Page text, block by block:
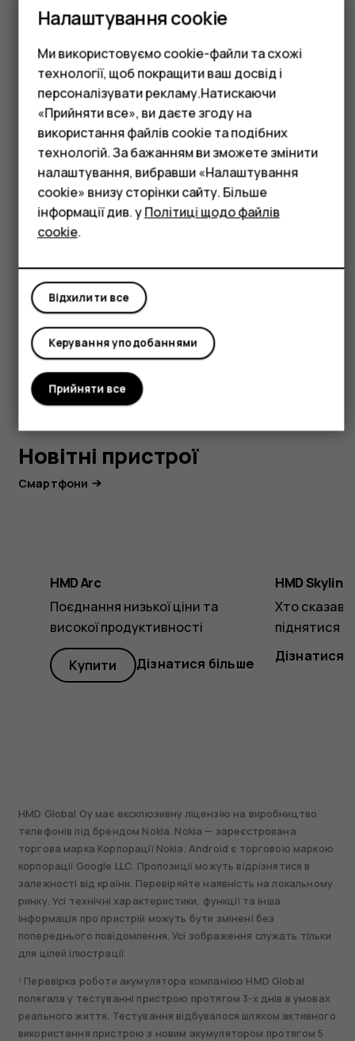
Смартфони
Фічерфони
Аксесуари
Планшети
Got questions?
Відвідайте наш центр
підтримки длявідповіді та
підтримка.
Звернутися до служби підтримки
Новітні пристрої
Смартфони
HMD Arc
Поєднання низької ціни та
високої продуктивності
Купити Дізнатися більше
HMD Skyline
Хто
піднятися
Дізнатися
HMD Global Oy має ексклюзивну ліцензію на виробництво
телефонів під брендом Nokia. Nokia — зареєстрована
торгова марка Корпорації Nokia. Android є торговою маркою
корпорації Google LLC. Пропозиції можуть відрізнятися в
залежності від країни. Перевіряйте наявність на локальному
ринку. Усі технічні характеристики, функції та інша
інформація про пристрій можуть бути змінені без
попереднього повідомлення. Усі зображення служать тільки
для цілей ілюстрації.
¹ Перевірка роботи акумулятора компанією HMD Global
полягала у тестуванні пристрою протягом 3-х днів в умовах
реального життя. Тестування відбувалося шляхом активного
використання пристрою з новим акумулятором протягом 5
Налаштування cookie
Ми використовуємо cookie-файли та схожі
технології, щоб покращити ваш досвід і
персоналізувати рекламу.Натискаючи
«Прийняти все», ви даєте згоду на
використання файлів cookie та подібних
технологій. За бажанням ви зможете змінити
налаштування, вибравши «Налаштування
cookie» внизу сторінки сайту. Більше
інформації див. уПолітиці щодо файлів
cookie.
Відхилити все
Керування уподобаннями
Прийняти все